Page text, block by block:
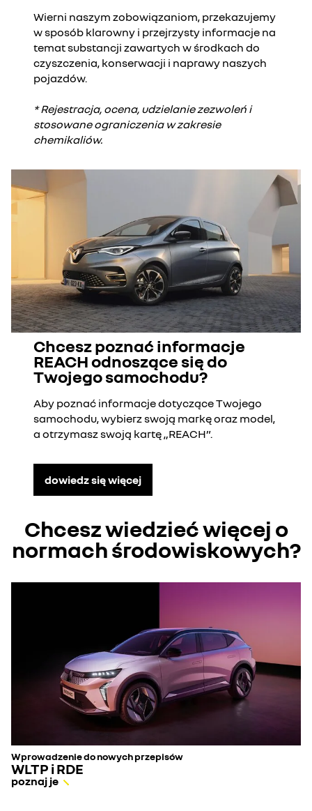
Wierni naszym zobowiązaniom, przekazujemy
w sposób klarowny i przejrzysty informacje na
temat substancji zawartych w środkach do
czyszczenia, konserwacji i naprawy naszych
pojazdów.
* Rejestracja, ocena, udzielanie zezwoleń i
stosowane ograniczenia w zakresie
chemikaliów.
Chcesz poznać informacje
REACH odnoszące się do
Twojego samochodu?
Aby poznać informacje dotyczące Twojego
samochodu, wybierz swoją markę oraz model,
a otrzymasz swoją kartę „REACH”.
dowiedz się więcej
Chcesz wiedzieć więcej o
normach środowiskowych?
Wprowadzenie do nowych przepisów
WLTP i RDE
poznaj je